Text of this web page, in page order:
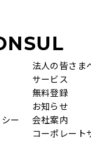
法人の皆さま
サービス
無料登録
お知らせ
ー
会社案内
コーポレート